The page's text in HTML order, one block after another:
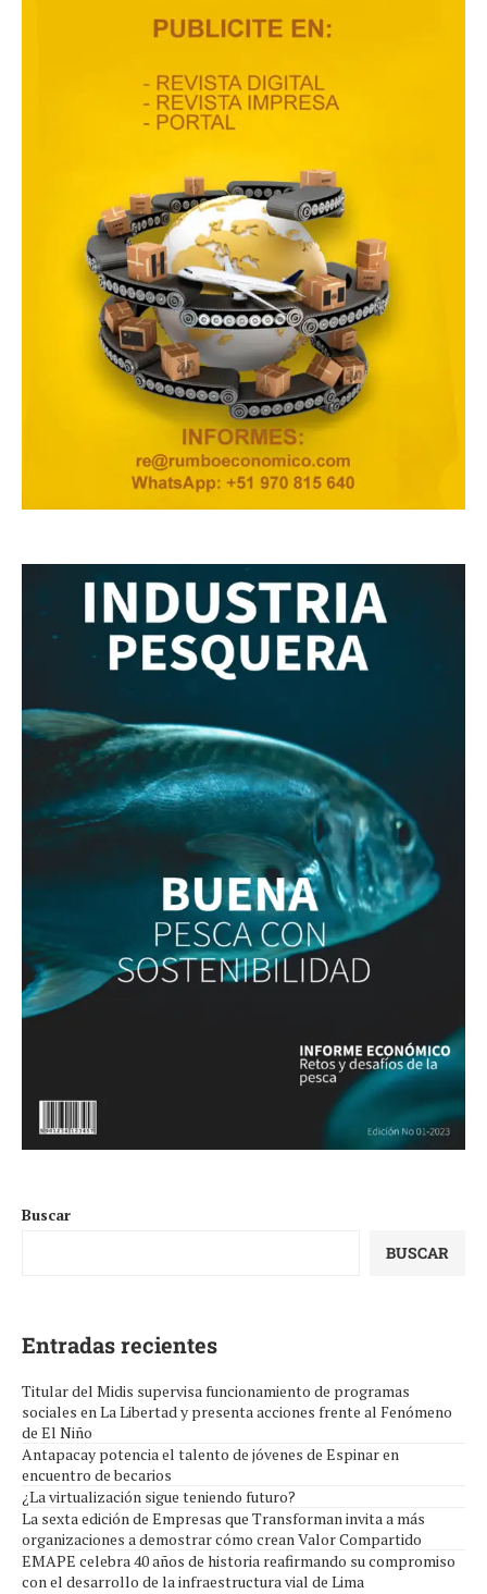
Buscar
BUSCAR
Entradas recientes
Titular del Midis supervisa funcionamiento de programas
sociales en La Libertad y presenta acciones frente al Fenómeno
de El Niño
Antapacay potencia el talento de jóvenes de Espinar en
encuentro de becarios
¿La virtualización sigue teniendo futuro?
La sexta edición de Empresas que Transforman invita a más
organizaciones a demostrar cómo crean Valor Compartido
EMAPE celebra 40 años de historia reafirmando su compromiso
con el desarrollo de la infraestructura vial de Lima